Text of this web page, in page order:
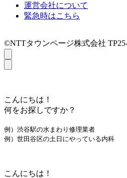
運営会社について
緊急時はこちら
©NTTタウンページ株式会社 TP25-
こんにちは！
何をお探しですか？
例）渋谷駅の水まわり修理業者
例）世田谷区の土日にやっている内科
こんにちは！